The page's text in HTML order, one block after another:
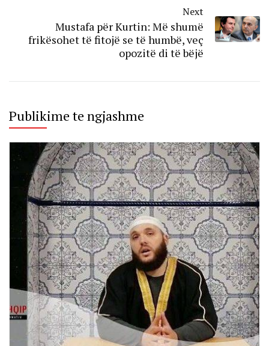
Next
Mustafa për Kurtin: Më shumë
frikësohet të fitojë se të humbë, veç
opozitë di të bëjë
Publikime te ngjashme